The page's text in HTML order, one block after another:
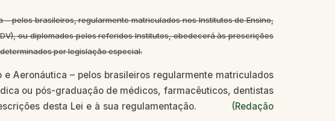
pelos brasileiros, regularmente matriculados nos Institutos de Ensino,
ou diplomados pelos referidos Institutos, obedecerá às prescrições
por legislação especial.
Aeronáutica – pelos brasileiros regularmente matriculados
ou pós-graduação de médicos, farmacêuticos, dentistas
prescrições desta Lei e à sua regulamentação. (Redação